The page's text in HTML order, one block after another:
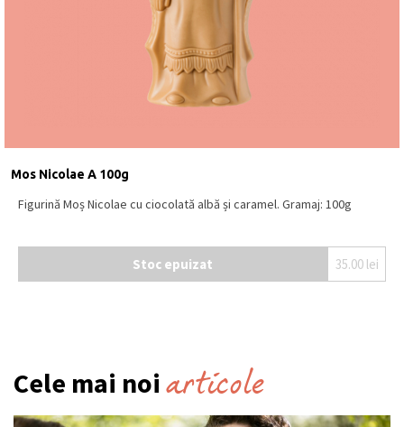
Mos Nicolae A 100g
Figurină Moș Nicolae cu ciocolată albă și caramel. Gramaj: 100g
Stoc epuizat 35.00 lei
Cele mai noi articole